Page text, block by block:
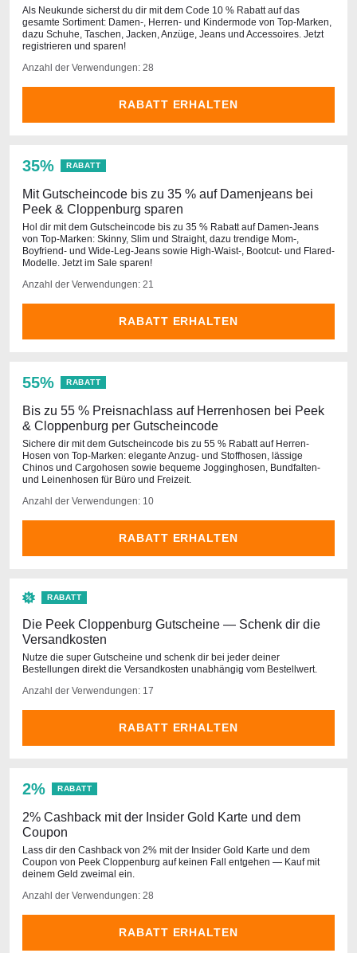
Als Neukunde sicherst du dir mit dem Code 10 % Rabatt auf das
gesamte Sortiment: Damen-, Herren- und Kindermode von Top-Marken,
dazu Schuhe, Taschen, Jacken, Anzüge, Jeans und Accessoires. Jetzt
registrieren und sparen!
Anzahl der Verwendungen: 28
RABATT ERHALTEN
35% RABATT
Mit Gutscheincode bis zu 35 % auf Damenjeans bei
Peek & Cloppenburg sparen
Hol dir mit dem Gutscheincode bis zu 35 % Rabatt auf Damen-Jeans
von Top-Marken: Skinny, Slim und Straight, dazu trendige Mom-,
Boyfriend- und Wide-Leg-Jeans sowie High-Waist-, Bootcut- und Flared-
Modelle. Jetzt im Sale sparen!
Anzahl der Verwendungen: 21
RABATT ERHALTEN
55% RABATT
Bis zu 55 % Preisnachlass auf Herrenhosen bei Peek
& Cloppenburg per Gutscheincode
Sichere dir mit dem Gutscheincode bis zu 55 % Rabatt auf Herren-
Hosen von Top-Marken: elegante Anzug- und Stoffhosen, lässige
Chinos und Cargohosen sowie bequeme Jogginghosen, Bundfalten-
und Leinenhosen für Büro und Freizeit.
Anzahl der Verwendungen: 10
RABATT ERHALTEN
RABATT
Die Peek Cloppenburg Gutscheine — Schenk dir die
Versandkosten
Nutze die super Gutscheine und schenk dir bei jeder deiner
Bestellungen direkt die Versandkosten unabhängig vom Bestellwert.
Anzahl der Verwendungen: 17
RABATT ERHALTEN
2% RABATT
2% Cashback mit der Insider Gold Karte und dem
Coupon
Lass dir den Cashback von 2% mit der Insider Gold Karte und dem
Coupon von Peek Cloppenburg auf keinen Fall entgehen — Kauf mit
deinem Geld zweimal ein.
Anzahl der Verwendungen: 28
RABATT ERHALTEN